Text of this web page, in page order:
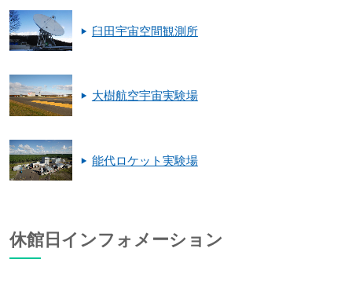
臼田宇宙空間観測所
大樹航空宇宙実験場
能代ロケット実験場
休館日インフォメーション